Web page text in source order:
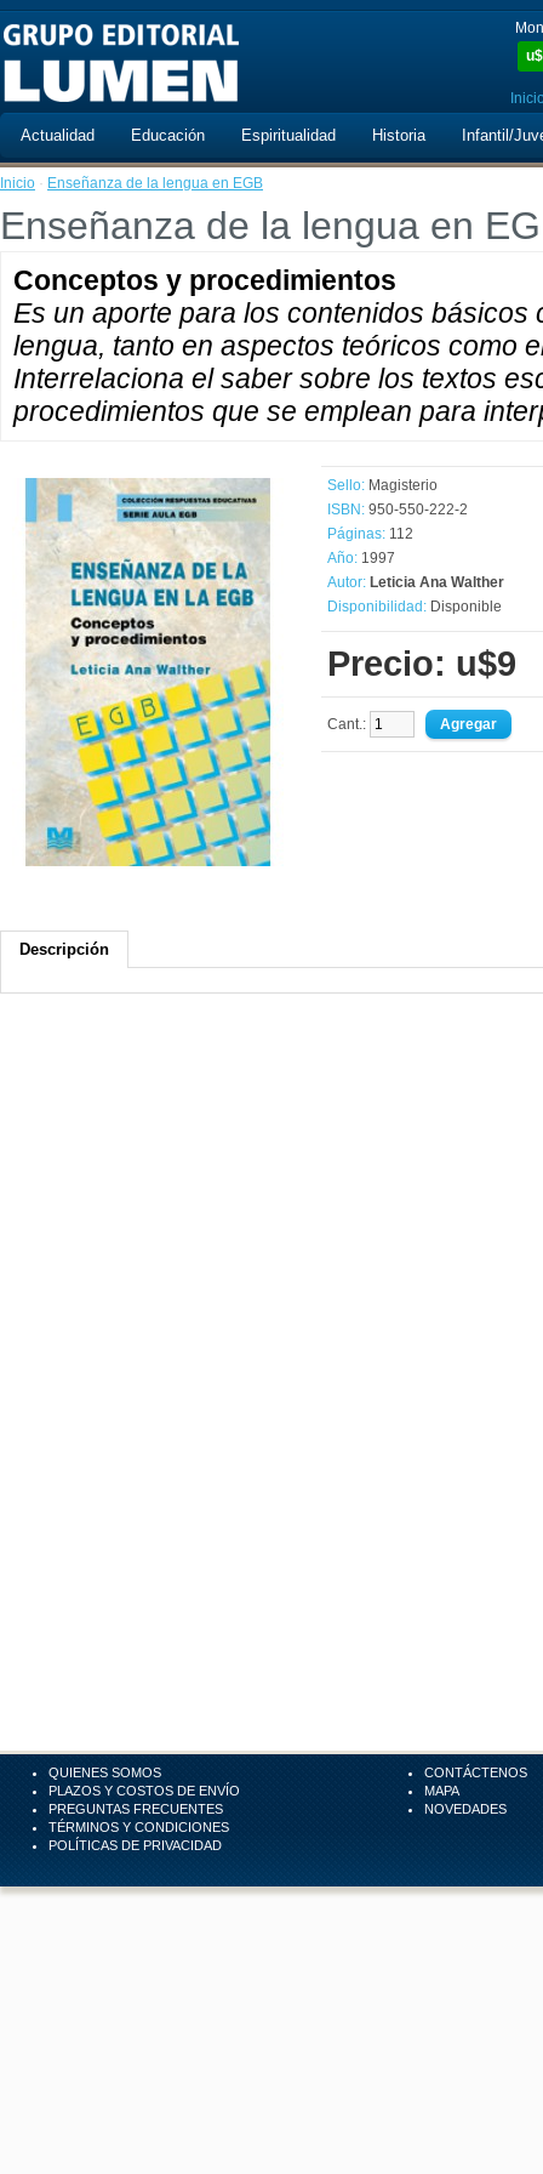
u$
Actualidad Educación Espiritualidad Historia Infantil/
Inicio · Enseñanza de la lengua en EGB
Enseñanza de la lengua en
Conceptos y procedimientos
Es un aporte para los contenidos básicos
lengua, tanto en aspectos teóricos como
Interrelaciona el saber sobre los textos
procedimientos que se emplean para
Sello: Magisterio
ISBN: 950-550-222-2
Páginas: 112
Año: 1997
Autor: Leticia Ana Walther
Disponibilidad: Disponible
Precio: u$9
Cant.:
Descripción
QUIENES SOMOS
PLAZOS Y COSTOS DE ENVÍO
PREGUNTAS FRECUENTES
TÉRMINOS Y CONDICIONES
POLÍTICAS DE PRIVACIDAD
CONTÁCTENOS
MAPA
NOVEDADES